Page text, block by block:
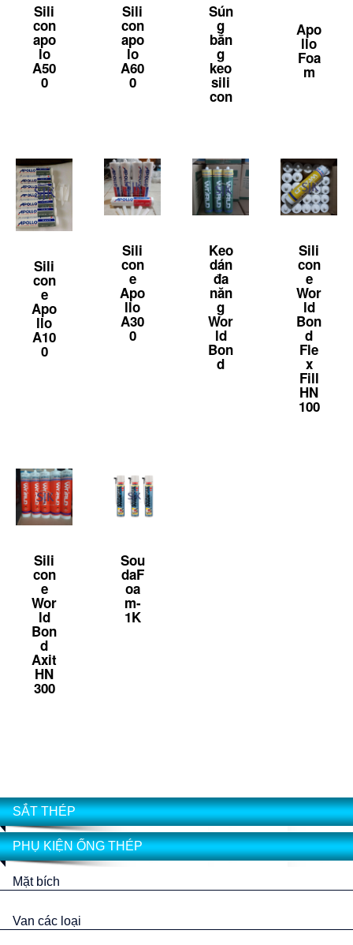
Sili
con
apo
lo
A50
0
Sili
con
apo
lo
A60
0
Sún
g
bắn
g
keo
sili
con
Apo
llo
Foa
m
Sili
con
e
Apo
llo
A10
0
Sili
con
e
Apo
llo
A30
0
Keo
dán
đa
năn
g
Wor
ld
Bon
d
Sili
con
e
Wor
ld
Bon
d
Fle
x
Fill
HN
100
Sili
con
e
Wor
ld
Bon
d
Axit
HN
300
Sou
daF
oa
m-
1K
SẮT THÉP
PHỤ KIỆN ỐNG THÉP
Mặt bích
Van các loại